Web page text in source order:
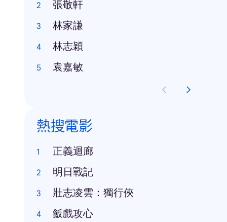
張敬軒
林家謙
林志穎
袁嘉敏
熱搜電影
正義迴廊
明日戰記
壯志凌雲：獨行俠
飯戲攻心